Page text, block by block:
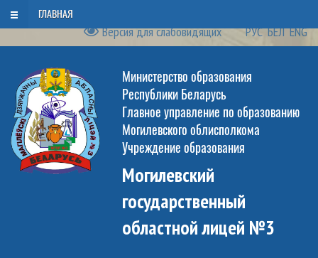
Воскресенье, 9 августа 2026
Версия для слабовидящих РУС БЕЛ ENG
Министерство образования
Республики Беларусь
Главное управление по образованию
Могилевского облисполкома
Учреждение образования
Могилевский
государственный
областной лицей №3
ГЛАВНАЯ